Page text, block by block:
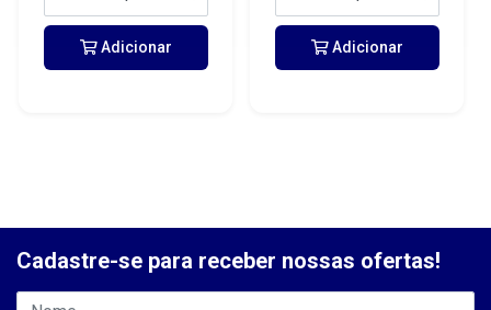
Adicionar Adicionar
Cadastre-se para receber nossas ofertas!